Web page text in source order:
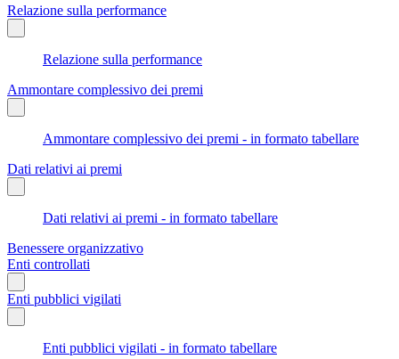
Relazione sulla performance
Relazione sulla performance
Ammontare complessivo dei premi
Ammontare complessivo dei premi - in formato tabellare
Dati relativi ai premi
Dati relativi ai premi - in formato tabellare
Benessere organizzativo
Enti controllati
Enti pubblici vigilati
Enti pubblici vigilati - in formato tabellare